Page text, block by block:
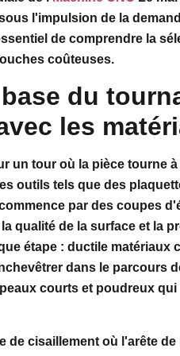
l'impulsion de la
de comprendre la
coûteuses.
du
les
un tour où la pièce tourne
outils tels que des
par des coupes
qualité de la surface et la
étape : ductile matériaux
dans le parcours
courts et poudreux
de cisaillement où l'arête